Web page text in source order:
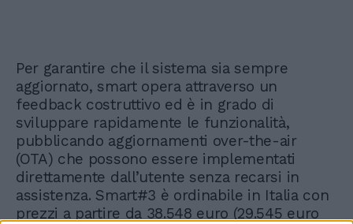
Per garantire che il sistema sia sempre
aggiornato, smart opera attraverso un
feedback costruttivo ed è in grado di
sviluppare rapidamente le funzionalità,
pubblicando aggiornamenti over-the-air
(OTA) che possono essere implementati
direttamente dall’utente senza recarsi in
assistenza. Smart#3 è ordinabile in Italia con
prezzi a partire da 38.548 euro (29.545 euro